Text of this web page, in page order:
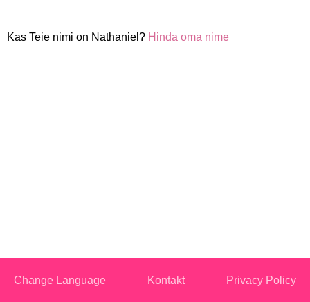
Kas Teie nimi on Nathaniel? Hinda oma nime
Change Language Kontakt Privacy Policy